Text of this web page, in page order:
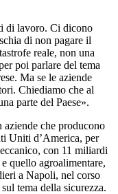
di lavoro. Ci dicono
di non pagare il
reale, non una
poi parlare del tema
Ma se le aziende
Chiediamo che al
parte del Paese».
che producono
Uniti d’America, per
con 11 miliardi
quello agroalimentare,
a Napoli, nel corso
tema della sicurezza.